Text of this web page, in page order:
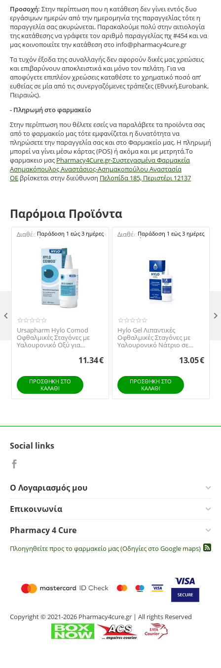
Προσοχή: Στην περίπτωση που η κατάθεση δεν γίνει εντός δυο
εργάσιμων ημερών από την ημερομηνία της παραγγελίας τότε η
παραγγελία σας ακυρώνεται. Παρακαλούμε πολύ στην αιτιολογία
της κατάθεσης να γράφετε τον αριθμό παραγγελίας πχ #454 και να
μας κοινοποιείτε την κατάθεση στο info@pharmacy4cure.gr
Τα τυχόν έξοδα της συναλλαγής δεν αφορούν δικές μας χρεώσεις
και επιβαρύνουν αποκλειστικά και μόνο τον πελάτη. Για να
αποφύγετε επιπλέον χρεώσεις καταθέστε το χρηματικό ποσό απ’
ευθείας σε μία από τις συνεργαζόμενες τράπεζες (Εθνική,Eurobank,
Πειραιώς).
- Πληρωμή στο φαρμακείο
Στην περίπτωση που θέλετε εσείς να παραλάβετε τα προϊόντα σας
από το φαρμακείο μας τότε εμφανίζεται η δυνατότητα να
πληρώσετε την παραγγελία σας και στο Φαρμακείο μας. Η πληρωμή
μπορεί να γίνει μέσω κάρτας (POS) ή ακόμα και με μετρητά.Το
φαρμακειο μας Pharmacy4Cure.gr-Συστεγασμένα Φαρμακεία
Ασημακόπουλος Αναστάσιος-Ασημακοπούλου Αναστασία
ΟΕ βρίσκεται στην διεύθυνση Πελοπίδα 185, Περιστέρι 12137
Παρόμοια Προϊόντα
Διαθέσιμο:Παράδοση 1 εώς 3 ημέρες
Ursapharm Hylo Comod
Οφθαλμικές Σταγόνες με
Υαλουρονικό Οξύ για
11.34€
ΠΡΟΣΘΉΚΗ ΣΤΟ
ΚΑΛΆΘΙ
Διαθέσιμο:Παράδοση 1 εώς 3 ημέρες
Hylo Gel Λιπαντικές
Οφθαλμικές Σταγόνες με
Υαλουρονικό Νάτριο σε
Μακράς Διάρκειας Λίπανση
10ml
13.05€
ΠΡΟΣΘΉΚΗ ΣΤΟ
ΚΑΛΆΘΙ
 
Social links
Ο Λογαριασμός μου
Επικοινωνία
Pharmacy 4 Cure
Πλοηγηθείτε προς το φαρμακείο μας (Οδηγίες στο Google maps)
Copyright © 2021-2026 Pharmacy4cure.gr | All rights Reserved